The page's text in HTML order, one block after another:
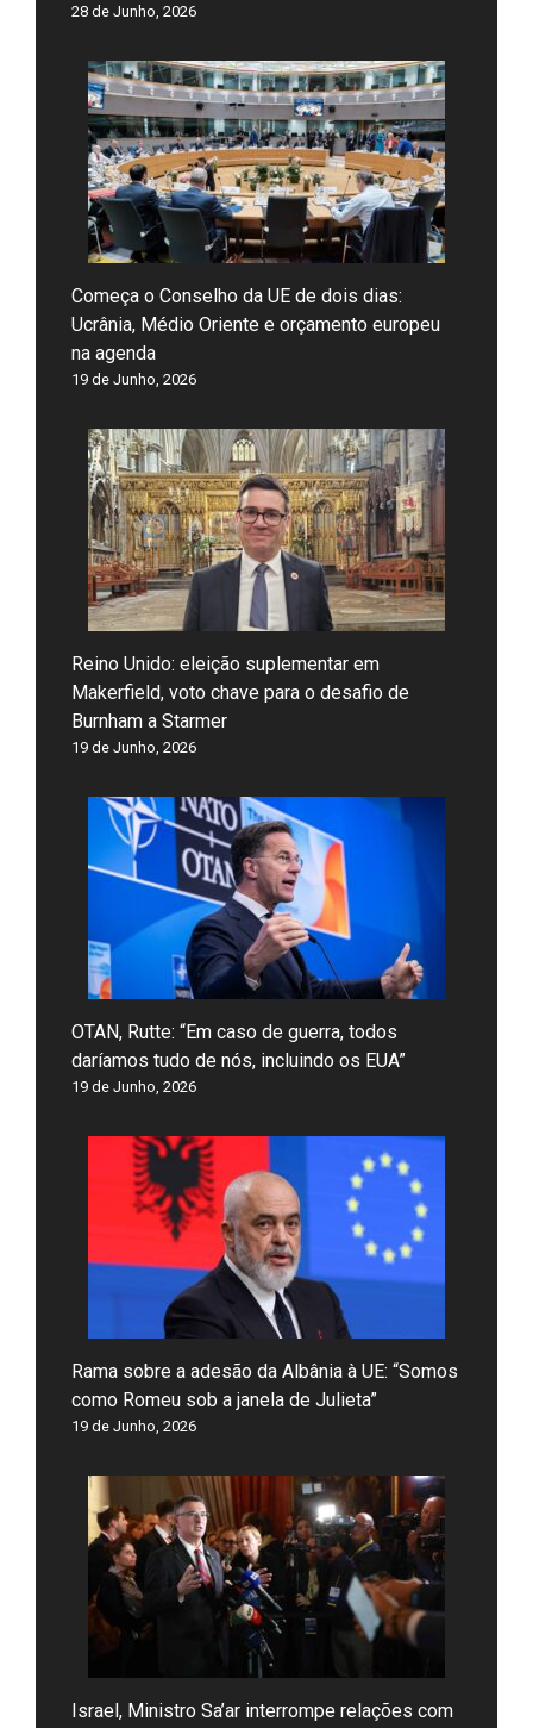
28 de Junho, 2026
Começa o Conselho da UE de dois dias:
Ucrânia, Médio Oriente e orçamento europeu
na agenda
19 de Junho, 2026
Reino Unido: eleição suplementar em
Makerfield, voto chave para o desafio de
Burnham a Starmer
19 de Junho, 2026
OTAN, Rutte: “Em caso de guerra, todos
daríamos tudo de nós, incluindo os EUA”
19 de Junho, 2026
Rama sobre a adesão da Albânia à UE: “Somos
como Romeu sob a janela de Julieta”
19 de Junho, 2026
Israel, Ministro Sa’ar interrompe relações com